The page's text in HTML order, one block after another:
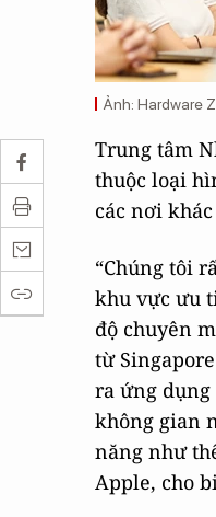
Ảnh: Hardware
Trung tâm
thuộc loại
các nơi
“Chúng tôi
khu vực ưu
độ chuyên
từ
ra ứng dụng
không gian
năng như
Apple, cho